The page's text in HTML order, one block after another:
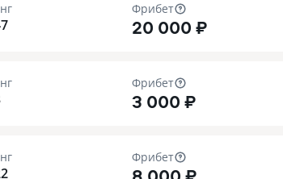
Фрибет
20 000 ₽
Фрибет
3 000 ₽
Фрибет